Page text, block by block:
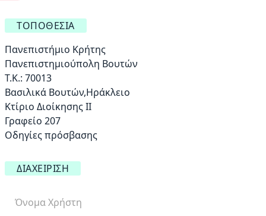
ΤΟΠΟΘΕΣΊΑ
Πανεπιστήμιο Κρήτης
Πανεπιστημιούπολη Βουτών
Τ.Κ.: 70013
Βασιλικά Βουτών,Ηράκλειο
Κτίριο Διοίκησης ΙΙ
Γραφείο 207
Οδηγίες πρόσβασης
ΔΙΑΧΕΊΡΙΣΗ